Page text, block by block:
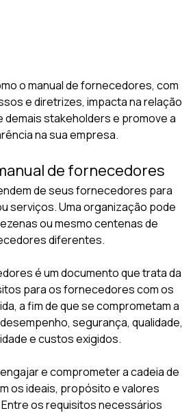
o manual de fornecedores, com
e diretrizes, impacta na relação
stakeholders e promove a
na sua empresa.
de fornecedores
de seus fornecedores para
serviços. Uma organização pode
ou mesmo centenas de
diferentes.
é um documento que trata da
para os fornecedores com os
a fim de que se comprometam a
segurança, qualidade,
e custos exigidos.
e comprometer a cadeia de
os ideais, propósito e valores
os requisitos necessários